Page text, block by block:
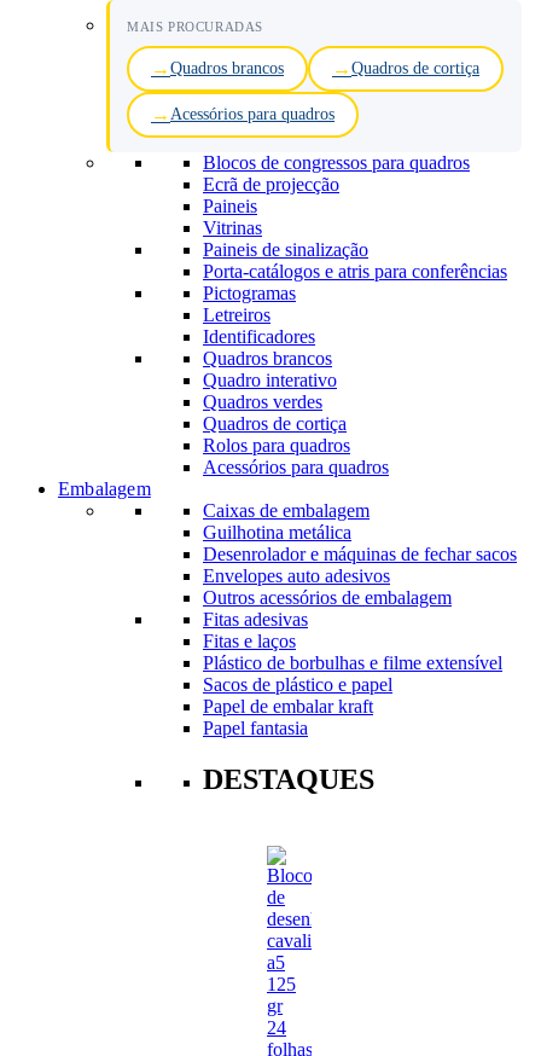
MAIS PROCURADAS
Quadros brancos Quadros de cortiça
Acessórios para quadros
Blocos de congressos para quadros
Ecrã de projecção
Paineis
Vitrinas
Paineis de sinalização
Porta-catálogos e atris para conferências
Pictogramas
Letreiros
Identificadores
Quadros brancos
Quadro interativo
Quadros verdes
Quadros de cortiça
Rolos para quadros
Acessórios para quadros
Embalagem
Caixas de embalagem
Guilhotina metálica
Desenrolador e máquinas de fechar sacos
Envelopes auto adesivos
Outros acessórios de embalagem
Fitas adesivas
Fitas e laços
Plástico de borbulhas e filme extensível
Sacos de plástico e papel
Papel de embalar kraft
Papel fantasia
DESTAQUES